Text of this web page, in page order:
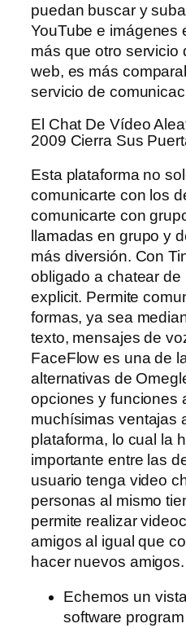
puedan buscar y
YouTube e imágenes
más que otro servicio
web, es más
servicio de
El Chat De Vídeo
2009 Cierra Sus
Esta plataforma no
comunicarte con los
comunicarte con
llamadas en grupo y
más diversión. Con
obligado a chatear
explicit. Permite
formas, ya sea
texto, mensajes de
FaceFlow es una de
alternativas de
opciones y funciones
muchísimas ventajas
plataforma, lo cual la
importante entre las
usuario tenga video
personas al mismo
permite realizar
amigos al igual que
hacer nuevos amigos.
Echemos un
software